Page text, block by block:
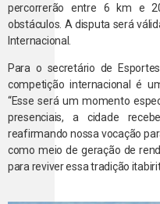
percorrerão entre 6 km e
obstáculos. A disputa será
Internacional.
Para o secretário de
competição internacional é
“Esse será um momento
presenciais, a cidade
reafirmando nossa vocação
como meio de geração de
para reviver essa tradição